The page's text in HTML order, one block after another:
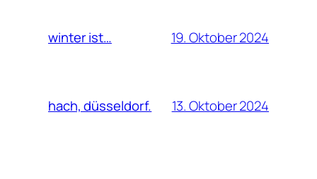
winter ist… 19. Oktober 2024
hach, düsseldorf. 13. Oktober 2024